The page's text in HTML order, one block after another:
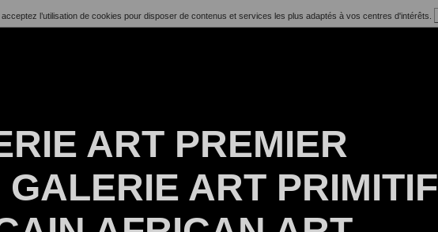
l’utilisation de cookies pour disposer de contenus et services les plus adaptés à vos centres d'intérêts.
ART PREMIER
ART PRIMITIF